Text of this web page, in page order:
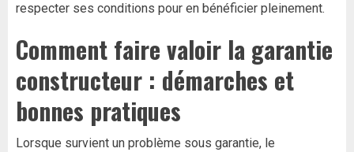
respecter ses conditions pour en bénéficier pleinement.
Comment faire valoir la garantie
constructeur : démarches et
bonnes pratiques
Lorsque survient un problème sous garantie, le